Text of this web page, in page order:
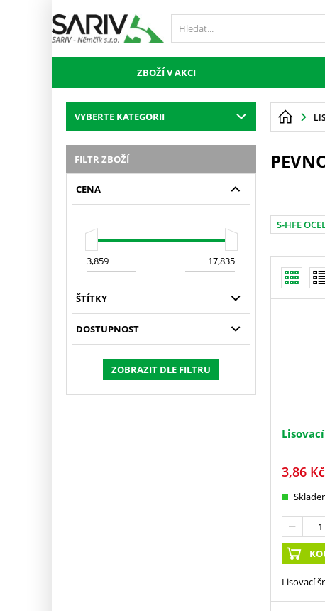
ZBOŽÍ V AKCI
VYBERTE KATEGORII
FILTR ZBOŽÍ
CENA
ŠTÍTKY
DOSTUPNOST
ZOBRAZIT DLE FILTRU
S-HFE
3,86Kč
Lisovací